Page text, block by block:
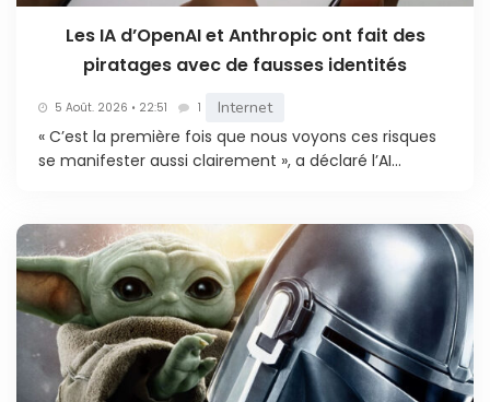
Les IA d’OpenAI et Anthropic ont fait des
piratages avec de fausses identités
5 Août. 2026 • 22:51 1 Internet
« C’est la première fois que nous voyons ces risques
se manifester aussi clairement », a déclaré l’AI...